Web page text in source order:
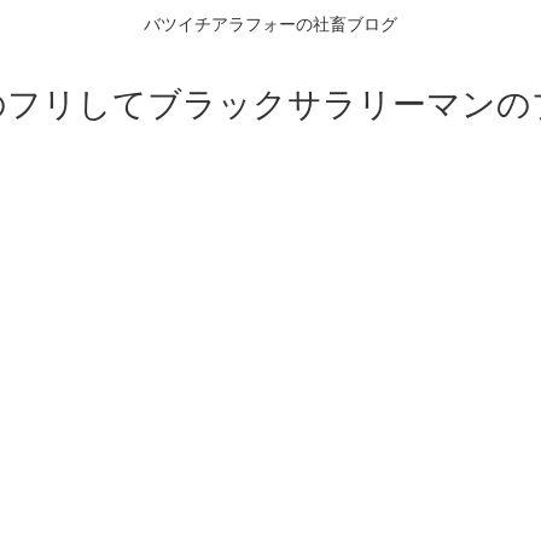
バツイチアラフォーの社畜ブログ
フリしてブラックサラリーマンの